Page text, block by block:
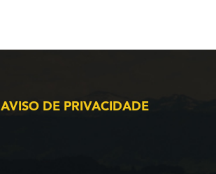
AVISO DE PRIVACIDADE